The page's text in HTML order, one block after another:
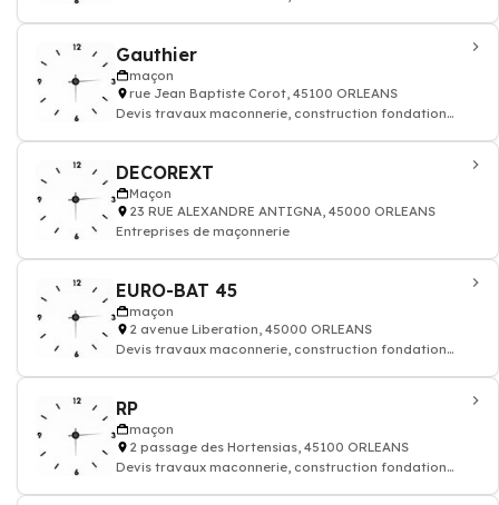
Gauthier
maçon
rue Jean Baptiste Corot, 45100 ORLEANS
Devis travaux maconnerie, construction fondation
DECOREXT
Maçon
23 RUE ALEXANDRE ANTIGNA, 45000 ORLEANS
Entreprises de maçonnerie
EURO-BAT 45
maçon
2 avenue Liberation, 45000 ORLEANS
Devis travaux maconnerie, construction fondation
RP
maçon
2 passage des Hortensias, 45100 ORLEANS
Devis travaux maconnerie, construction fondation